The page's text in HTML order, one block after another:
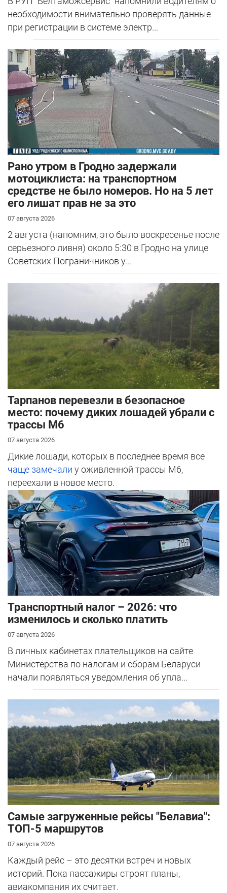
необходимости внимательно проверять данные
при регистрации в системе электр...
Рано утром в Гродно задержали
мотоциклиста: на транспортном
средстве не было номеров. Но на 5 лет
его лишат прав не за это
07 августа 2026
2 августа (напомним, это было воскресенье после
серьезного ливня) около 5:30 в Гродно на улице
Советских Пограничников у...
Тарпанов перевезли в безопасное
место: почему диких лошадей убрали с
трассы М6
07 августа 2026
Дикие лошади, которых в последнее время все
чаще замечали у оживленной трассы М6,
переехали в новое место.
Транспортный налог – 2026: что
изменилось и сколько платить
07 августа 2026
В личных кабинетах плательщиков на сайте
Министерства по налогам и сборам Беларуси
начали появляться уведомления об упла...
Самые загруженные рейсы "Белавиа":
ТОП-5 маршрутов
07 августа 2026
Каждый рейс – это десятки встреч и новых
историй. Пока пассажиры строят планы,
авиакомпания их считает.